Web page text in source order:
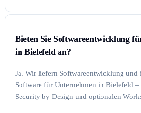
Bieten Sie Softwareentwicklung
in Bielefeld an?
Ja. Wir liefern Softwareentwicklung und
Software für Unternehmen in Bielefeld
Security by Design und optionalen